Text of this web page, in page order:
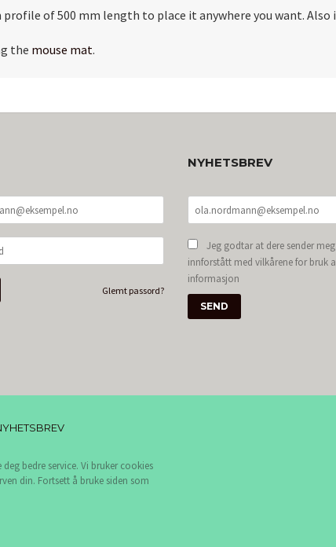
of 500 mm length to place it anywhere you want. Also
the mouse mat.
Glemt passord?
NYHETSBREV
Jeg godtar at dere sender
innforstått med vilkårene for bruk
informasjon
bedre service. Vi bruker cookies
din. Fortsett å bruke siden som